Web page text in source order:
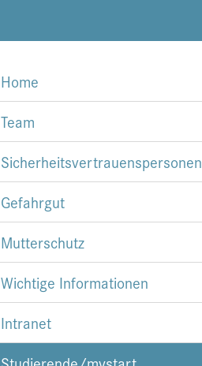
Home
Team
Sicherheitsvertrauenspersonen
Gefahrgut
Mutterschutz
Wichtige Informationen
Intranet